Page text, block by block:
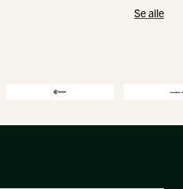
Se alle